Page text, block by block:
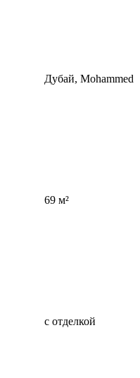
Дубай, Mohammed
69 м²
с отделкой